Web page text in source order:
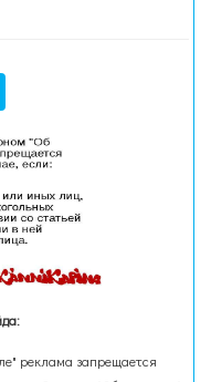
реклама запрещается